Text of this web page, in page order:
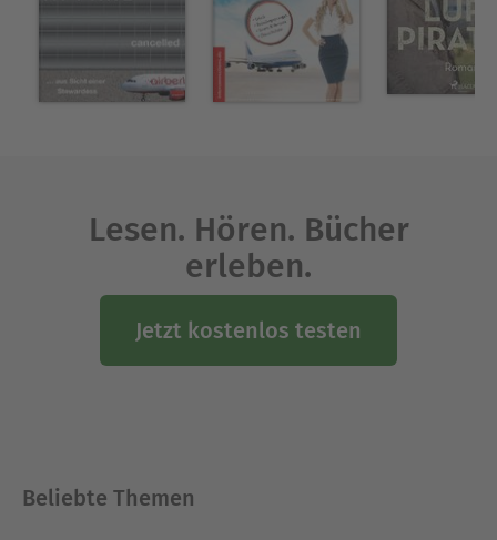
Ostsee. Hier fühle ich mich wohl.
Hier ist mein Zuhause.
Lesen. Hören. Bücher
erleben.
Jetzt kostenlos testen
Beliebte Themen